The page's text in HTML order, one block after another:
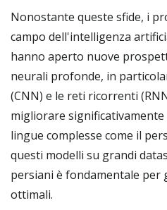
Nonostante queste sfide, i
campo dell'intelligenza
hanno aperto nuove
neurali profonde, in
(CNN) e le reti ricorrenti
migliorare significativamente
lingue complesse come il
questi modelli su grandi
persiani è fondamentale
ottimali.